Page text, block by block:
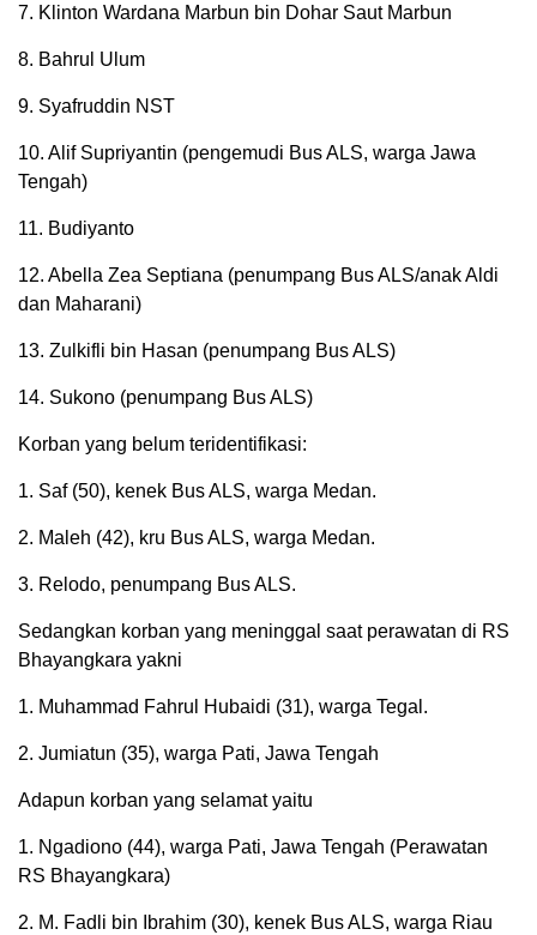
7. Klinton Wardana Marbun bin Dohar Saut Marbun
8. Bahrul Ulum
9. Syafruddin NST
10. Alif Supriyantin (pengemudi Bus ALS, warga Jawa
Tengah)
11. Budiyanto
12. Abella Zea Septiana (penumpang Bus ALS/anak Aldi
dan Maharani)
13. Zulkifli bin Hasan (penumpang Bus ALS)
14. Sukono (penumpang Bus ALS)
Korban yang belum teridentifikasi:
1. Saf (50), kenek Bus ALS, warga Medan.
2. Maleh (42), kru Bus ALS, warga Medan.
3. Relodo, penumpang Bus ALS.
Sedangkan korban yang meninggal saat perawatan di RS
Bhayangkara yakni
1. Muhammad Fahrul Hubaidi (31), warga Tegal.
2. Jumiatun (35), warga Pati, Jawa Tengah
Adapun korban yang selamat yaitu
1. Ngadiono (44), warga Pati, Jawa Tengah (Perawatan
RS Bhayangkara)
2. M. Fadli bin Ibrahim (30), kenek Bus ALS, warga Riau